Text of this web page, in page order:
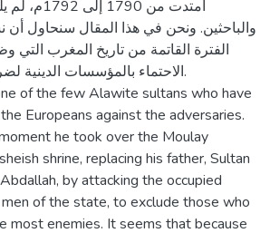
امتدت من
والباحثين. ونحن في هذا المقال سنحاول
الفترة القاتمة من تاريخ المغرب التي
الاحتماء بالمؤسسات الدينية
of the few Alawite sultans who have
Europeans against the adversaries.
he took over the Moulay
shrine, replacing his father, Sultan
by attacking the occupied
of the state, to exclude those who
most enemies. It seems that because